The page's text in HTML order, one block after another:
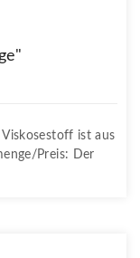
ist aus
Preis: Der